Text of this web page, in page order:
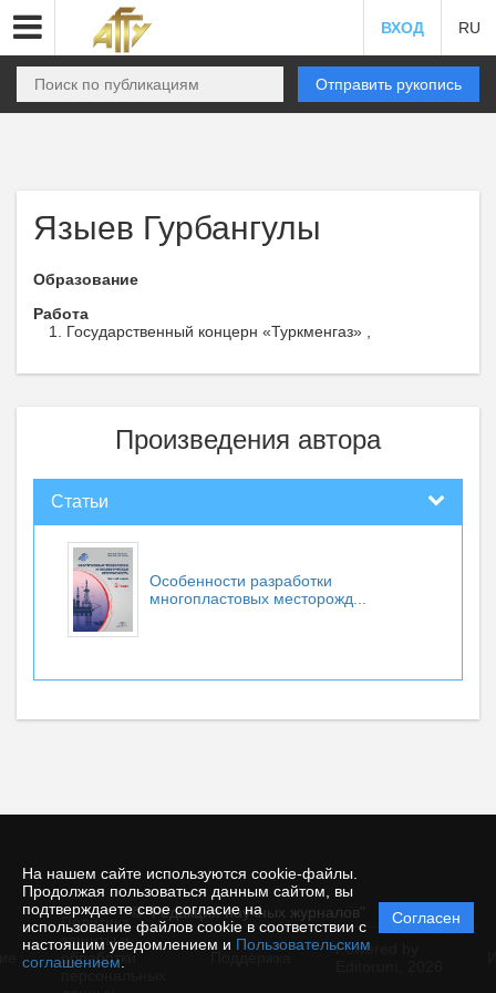
На нашем сайте используются cookie-файлы.
Продолжая пользоваться данным сайтом, вы
подтверждаете свое согласие на
использование файлов cookie в соответствии с
настоящим уведомлением и Пользовательским
соглашением
Согласен
ВХОД RU
Отправить рукопись
Языев Гурбангулы
Образование
Работа
Государственный концерн «Туркменгаз» ,
Произведения автора
Статьи
Особенности разработки
многопластовых месторожд...
© "Редакция научных журналов"
Политика
защиты и
обработки
Powered by